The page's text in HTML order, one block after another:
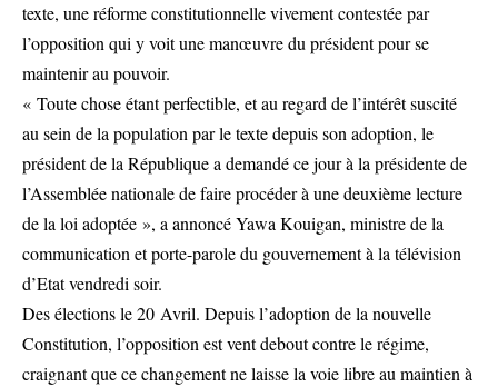
texte, une réforme constitutionnelle vivement contestée par
l’opposition qui y voit une manœuvre du président pour se
maintenir au pouvoir.
« Toute chose étant perfectible, et au regard de l’intérêt suscité
au sein de la population par le texte depuis son adoption, le
président de la République a demandé ce jour à la présidente de
l’Assemblée nationale de faire procéder à une deuxième lecture
de la loi adoptée », a annoncé Yawa Kouigan, ministre de la
communication et porte-parole du gouvernement à la télévision
d’Etat vendredi soir.
Des élections le 20 Avril. Depuis l’adoption de la nouvelle
Constitution, l’opposition est vent debout contre le régime,
craignant que ce changement ne laisse la voie libre au maintien à